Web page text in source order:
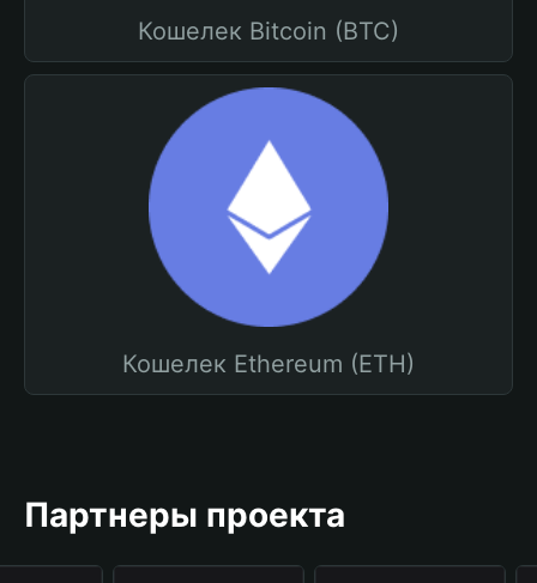
Кошелек Bitcoin (BTC)
Кошелек Ethereum (ETH)
Партнеры проекта